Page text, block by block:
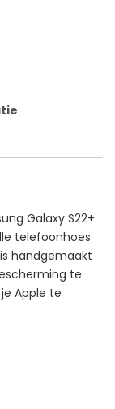
Galaxy S22+
telefoonhoes
handgemaakt
te
Apple te